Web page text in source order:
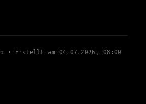
· Erstellt am 04.07.2026, 08:00